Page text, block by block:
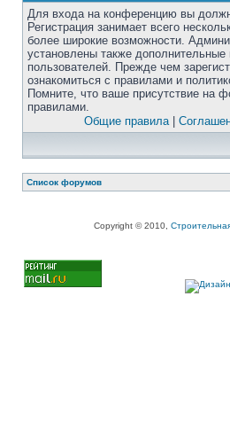
Для входа на конференцию вы
Регистрация занимает всего
более широкие возможности.
установлены также дополнительные
пользователей. Прежде чем
ознакомиться с правилами и
Помните, что ваше присутствие на
правилами.
Общие правила|
Список форумов
Copyright © 2010,